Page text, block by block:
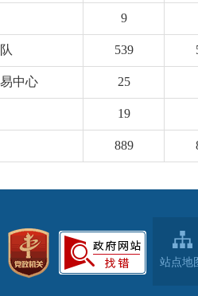
站点地